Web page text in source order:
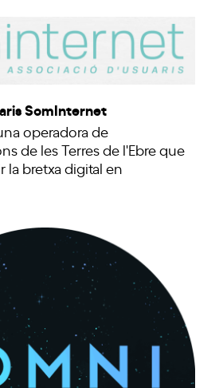
SomInternet
operadora de
de les Terres de l'Ebre que
la bretxa digital en